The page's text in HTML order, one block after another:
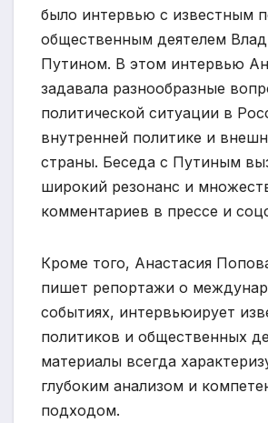
было интервью с известным
общественным деятелем
Путином. В этом интервью
задавала разнообразные
политической ситуации в
внутренней политике и
страны. Беседа с Путиным
широкий резонанс и
комментариев в прессе и
Кроме того, Анастасия
пишет репортажи о
событиях, интервьюирует
политиков и общественных
материалы всегда
глубоким анализом и
подходом.